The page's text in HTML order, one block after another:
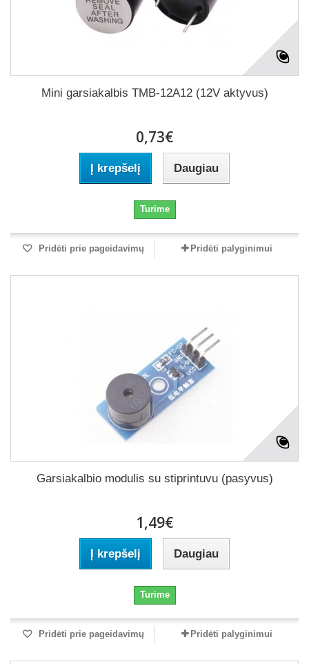
Mini garsiakalbis TMB-12A12 (12V aktyvus)
0,73€
Į krepšelį Daugiau
Turime
Pridėti prie pageidavimų Pridėti palyginimui
Garsiakalbio modulis su stiprintuvu (pasyvus)
1,49€
Į krepšelį Daugiau
Turime
Pridėti prie pageidavimų Pridėti palyginimui